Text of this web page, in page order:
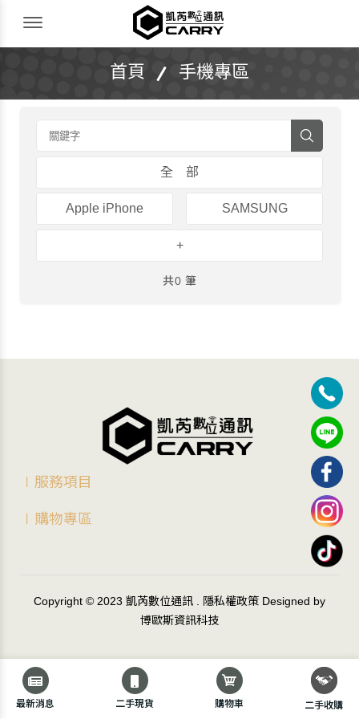
凱芮數位通訊｜iPhone 收購｜二手機買賣
最新消息 二手現貨 購物車 二手收購
首頁 手機專區
全 部
Apple iPhone SAMSUNG
+
共0 筆
∣服務項目
∣購物專區
Copyright © 2023 凱芮數位通訊 隱私權政策 Designed by
博歐斯資訊科技